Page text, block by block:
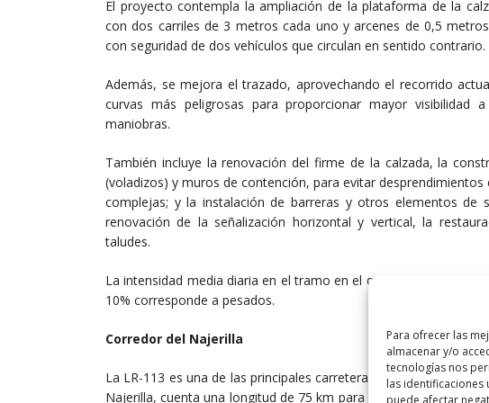
Para ofrecer las
almacenar y/o
tecnologías nos
las identificaciones
puede afectar
El proyecto contempla la ampliación de la plataforma de la
con dos carriles de 3 metros cada uno y arcenes de 0,5
con seguridad de dos vehículos que circulan en sentido contrario.
Además, se mejora el trazado, aprovechando el recorrido
curvas más peligrosas para proporcionar mayor visibilidad
maniobras.
También incluye la renovación del firme de la calzada, la
(voladizos) y muros de contención, para evitar
complejas; y la instalación de barreras y otros elementos de
renovación de la señalización horizontal y vertical, la
taludes.
La intensidad media diaria en el tramo en el que se va a actuar
10% corresponde a pesados.
Corredor del Najerilla
La LR-113 es una de las principales carreteras de la red viaria
Najerilla, cuenta una longitud de 75 km para comunicar Cenicero